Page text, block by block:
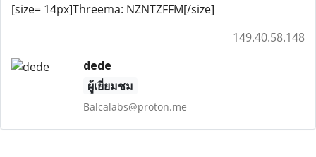
[size= 14px]Threema: NZNTZFFM[/size]
149.40.58.148
dede
ผู้เยี่ยมชม
Balcalabs@proton.me